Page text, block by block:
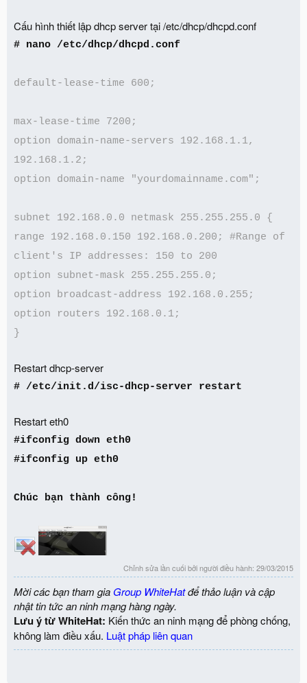
Cấu hình thiết lập dhcp server tại /etc/dhcp/dhcpd.conf
# nano /etc/dhcp/dhcpd.conf
default-lease-time 600;
max-lease-time 7200;
option domain-name-servers 192.168.1.1,
192.168.1.2;
option domain-name "yourdomainname.com";
subnet 192.168.0.0 netmask 255.255.255.0 {
range 192.168.0.150 192.168.0.200; #Range of
client's IP addresses: 150 to 200
option subnet-mask 255.255.255.0;
option broadcast-address 192.168.0.255;
option routers 192.168.0.1;
}
Restart dhcp-server
# /etc/init.d/isc-dhcp-server restart
Restart eth0
#ifconfig down eth0
#ifconfig up eth0
Chúc bạn thành công!
Chỉnh sửa lần cuối bởi người điều hành: 29/03/2015
Mời các bạn tham gia Group WhiteHatđể thảo luận và cập
nhật tin tức an ninh mạng hàng ngày.
Lưu ý từ WhiteHat: Kiến thức an ninh mạng để phòng chống,
không làm điều xấu. Luật pháp liên quan